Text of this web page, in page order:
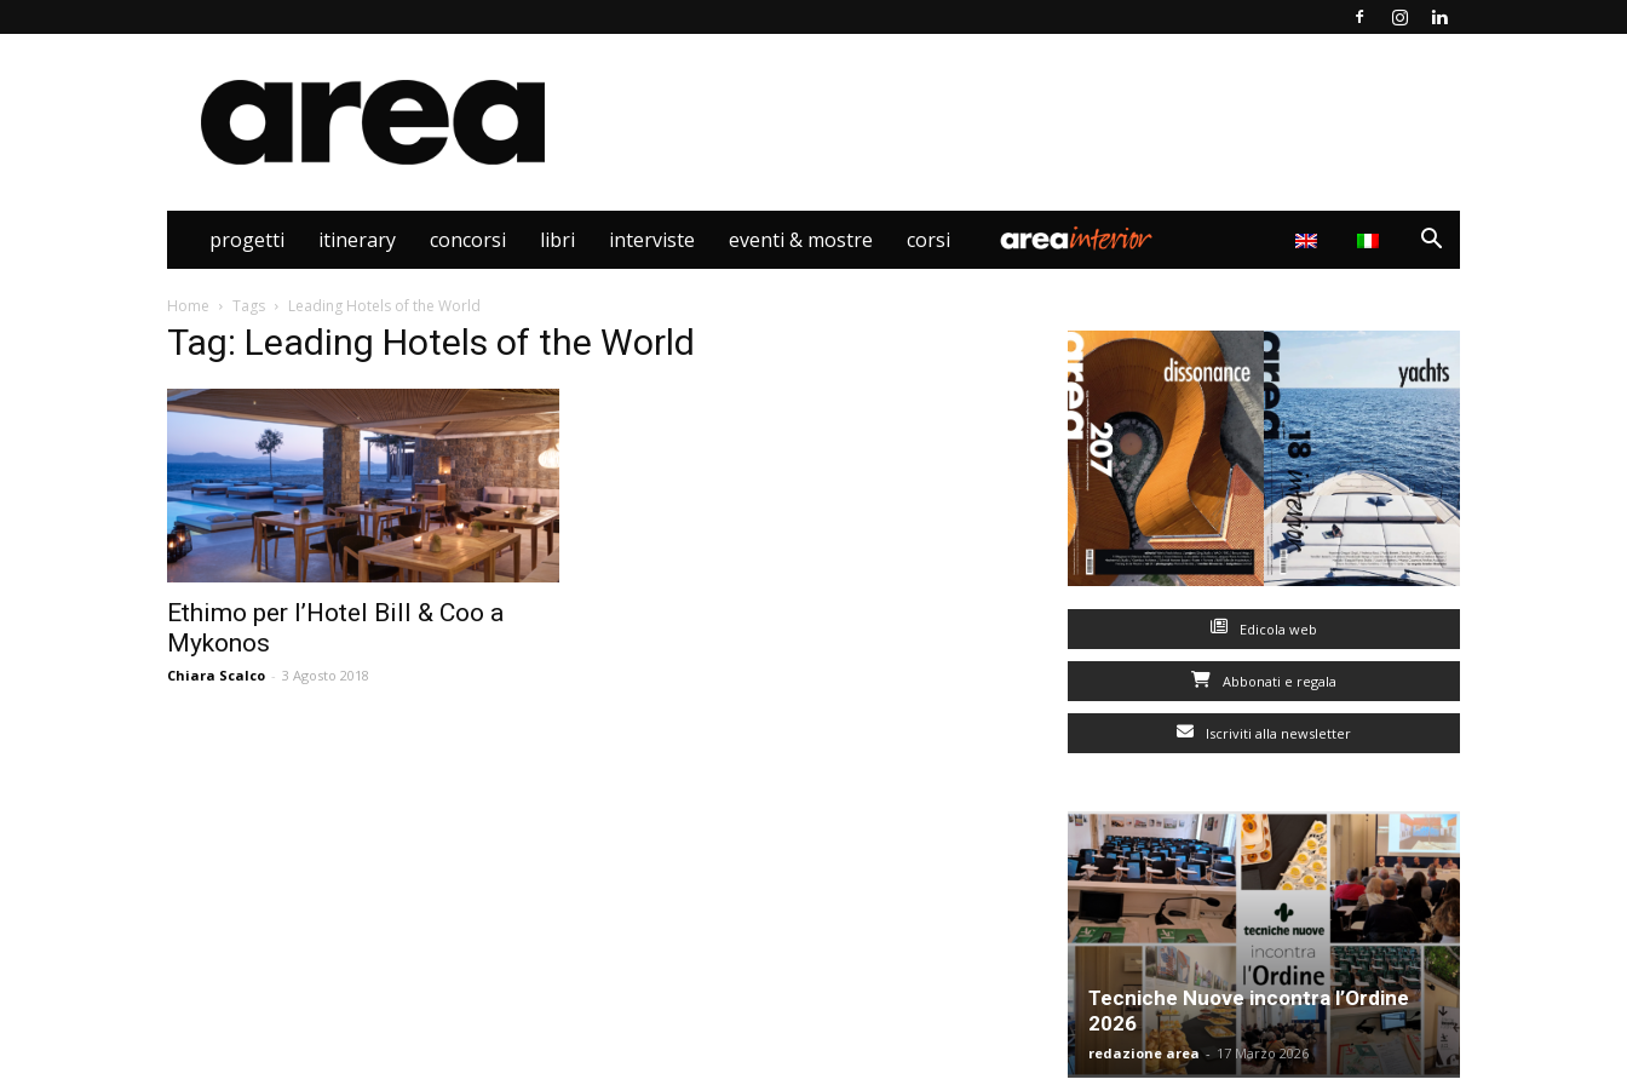
Area
progetti itinerary concorsi libri interviste eventi & mostre corsi
Home Tags Leading Hotels of the World
Tag: Leading Hotels of the World
Ethimo per l’Hotel Bill & Coo a
Mykonos
Chiara Scalco - 3 Agosto 2018
Edicola web
Abbonati e regala
Iscriviti alla newsletter
Tecniche Nuove incontra l’Ordine
2026
redazione area - 17 Marzo 2026